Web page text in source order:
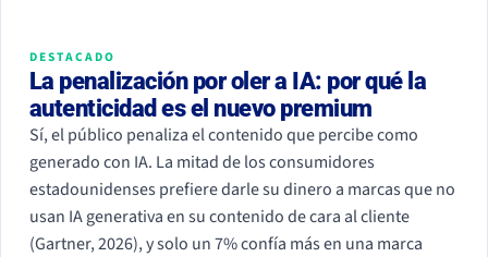
DESTACADO
La penalización por oler a IA: por qué la
autenticidad es el nuevo premium
Sí, el público penaliza el contenido que percibe como
generado con IA. La mitad de los consumidores
estadounidenses prefiere darle su dinero a marcas que no
usan IA generativa en su contenido de cara al cliente
(Gartner, 2026), y solo un 7% confía más en una marca